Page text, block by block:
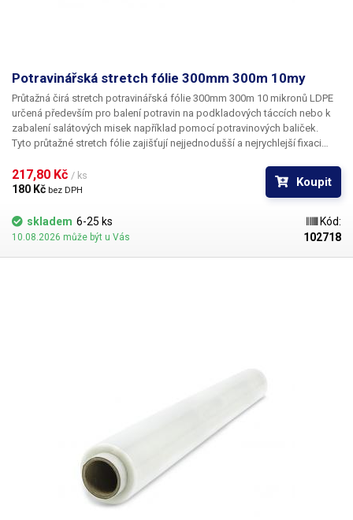
Potravinářská stretch fólie 300mm 300m 10my
Průtažná čirá stretch potravinářská fólie 300mm 300m 10 mikronů LDPE
určená především pro balení potravin na podkladových táccích nebo k
zabalení salátových misek například pomocí potravinových baliček.
Tyto průtažné stretch fólie zajišťují nejjednodušší a nejrychlejší fixaci
dokonalé průhlednosti zachovávají vzhled zabalených potravin a chrání
je proti vysušení a rychlé oxidaci. Tyto potravinářské fólie není třeba
Fólie jsou vyrobeny v česku a
(na vyžádání).
217,80 Kč / ks
180 Kč bez DPH
Koupit
skladem 6-25 ks
10.08.2026 může být u Vás
Kód:
102718